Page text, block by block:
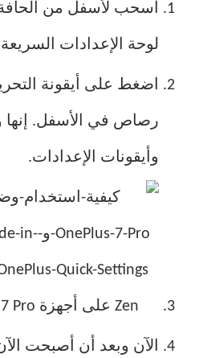
اسحب لأسفل من الحافة
لوحة الإعدادات
اضغط على أيقونة
رصاص في الأسفل. إنها
وأيقونات الإعدادات.
الآن وبعد أن أصبحت